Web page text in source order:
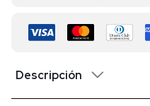
Descripción